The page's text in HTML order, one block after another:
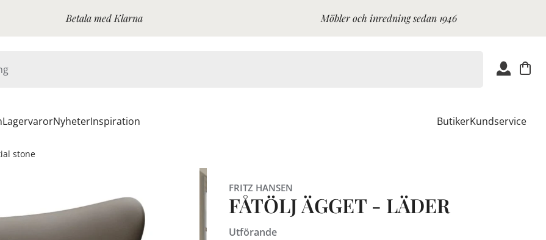
Betala med Klarna Möbler och inredning sedan 1946
LagervarorNyheterInspiration ButikerKundservice
stone
FRITZ HANSEN
FÅTÖLJ ÄGGET - LÄDER
Utförande